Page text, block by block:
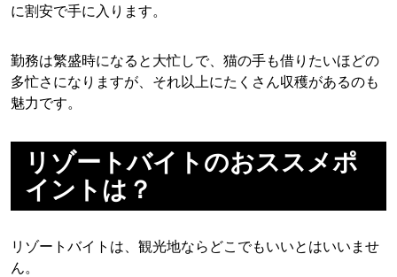
に割安で手に入ります。
勤務は繁盛時になると大忙しで、猫の手も借りたいほどの
多忙さになりますが、それ以上にたくさん収穫があるのも
魅力です。
リゾートバイトのおススメポ
イントは？
リゾートバイトは、観光地ならどこでもいいとはいいませ
ん。